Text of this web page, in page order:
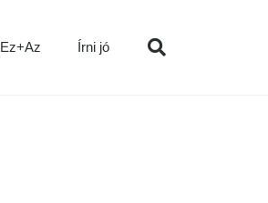
Ez+Az Írni jó